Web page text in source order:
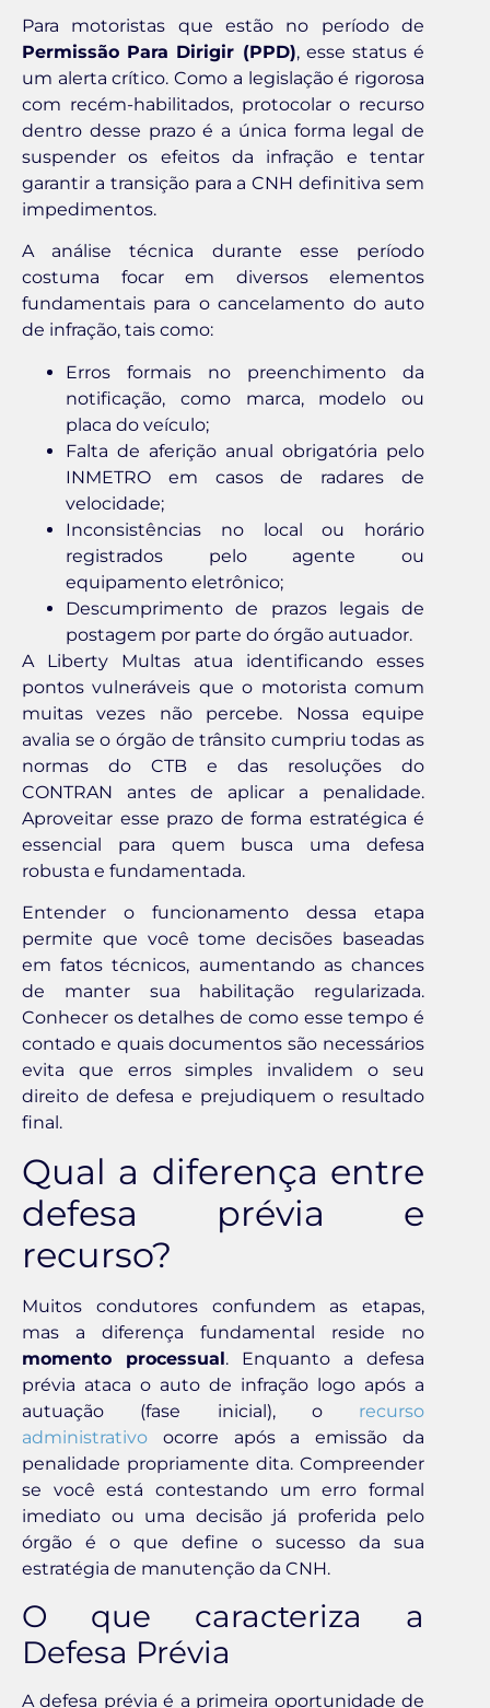
Para motoristas que estão no período de
Permissão Para Dirigir (PPD), esse status é
um alerta crítico. Como a legislação é rigorosa
com recém-habilitados, protocolar o recurso
dentro desse prazo é a única forma legal de
suspender os efeitos da infração e tentar
garantir a transição para a CNH definitiva sem
impedimentos.
A análise técnica durante esse período
costuma focar em diversos elementos
fundamentais para o cancelamento do auto
de infração, tais como:
Erros formais no preenchimento da
notificação, como marca, modelo ou
placa do veículo;
Falta de aferição anual obrigatória pelo
INMETRO em casos de radares de
velocidade;
Inconsistências no local ou horário
registrados pelo agente ou
equipamento eletrônico;
Descumprimento de prazos legais de
postagem por parte do órgão autuador.
A Liberty Multas atua identificando esses
pontos vulneráveis que o motorista comum
muitas vezes não percebe. Nossa equipe
avalia se o órgão de trânsito cumpriu todas as
normas do CTB e das resoluções do
CONTRAN antes de aplicar a penalidade.
Aproveitar esse prazo de forma estratégica é
essencial para quem busca uma defesa
robusta e fundamentada.
Entender o funcionamento dessa etapa
permite que você tome decisões baseadas
em fatos técnicos, aumentando as chances
de manter sua habilitação regularizada.
Conhecer os detalhes de como esse tempo é
contado e quais documentos são necessários
evita que erros simples invalidem o seu
direito de defesa e prejudiquem o resultado
final.
Qual a diferença entre
defesa prévia e
recurso?
Muitos condutores confundem as etapas,
mas a diferença fundamental reside no
momento processual. Enquanto a defesa
prévia ataca o auto de infração logo após a
autuação (fase inicial), o recurso
administrativo ocorre após a emissão da
penalidade propriamente dita. Compreender
se você está contestando um erro formal
imediato ou uma decisão já proferida pelo
órgão é o que define o sucesso da sua
estratégia de manutenção da CNH.
O que caracteriza a
Defesa Prévia
A defesa prévia é a primeira oportunidade de